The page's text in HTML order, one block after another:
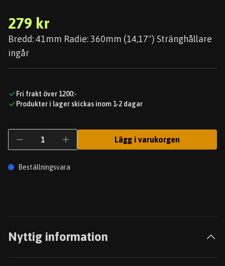
279 kr
Bredd: 41mm Radie: 360mm (14,17") Stränghållare
ingår
Fri frakt över 1200:-
Produkter i lager skickas inom 1-2 dagar
Lägg i varukorgen
Beställningsvara
Nyttig information